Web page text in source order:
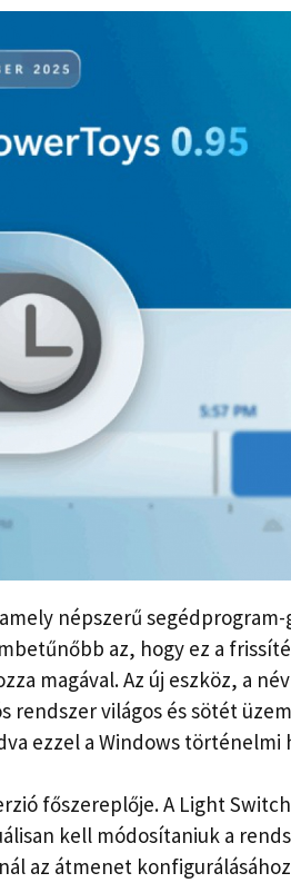
népszerű
az, hogy ez a
magával. Az új eszköz, a név
rendszer világos és sötét
ezzel a Windows történelmi
főszereplője. A Light
kell módosítaniuk a
az átmenet